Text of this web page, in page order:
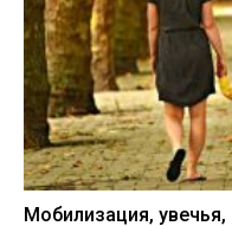
Мобилизация,